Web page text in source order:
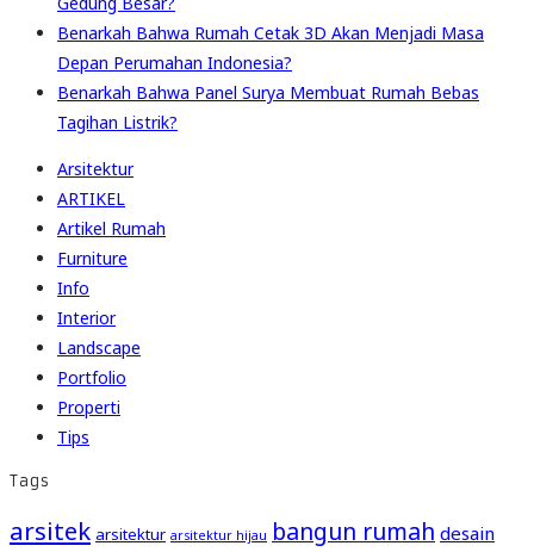
Benarkah Bahwa Rumah Cetak 3D Akan Menjadi Masa
Depan Perumahan Indonesia?
Benarkah Bahwa Panel Surya Membuat Rumah Bebas
Tagihan Listrik?
Arsitektur
ARTIKEL
Artikel Rumah
Furniture
Info
Interior
Landscape
Portfolio
Properti
Tips
Tags
arsitek arsitektur arsitektur hijau bangun rumah desain